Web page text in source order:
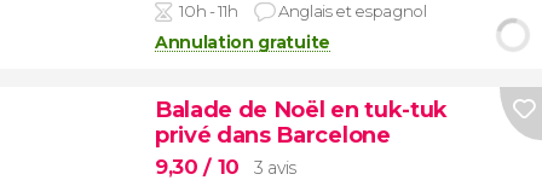
10h - 11h Anglais et espagnol
Annulation gratuite
Balade de Noël en tuk-tuk
privé dans Barcelone
9,30/ 10
3 avis